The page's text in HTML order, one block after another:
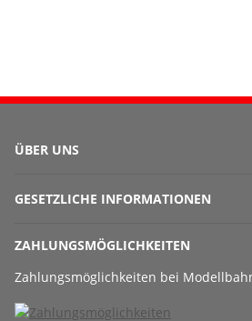
ÜBER UNS
GESETZLICHE INFORMATIONEN
ZAHLUNGSMÖGLICHKEITEN
Zahlungsmöglichkeiten bei